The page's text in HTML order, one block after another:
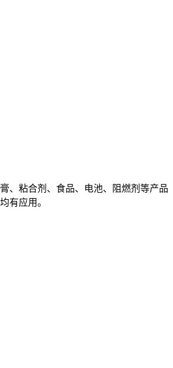
、粘合剂、食品、电池、阻燃剂等产品
有应用。